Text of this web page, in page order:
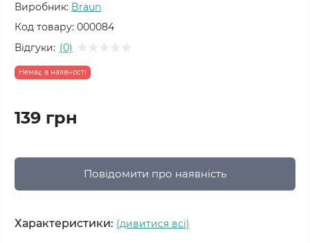
Виробник: Braun
Код товару: 000084
Відгуки: (0)
Немає в наявності
139 грн
Повідомити про наявність
Характеристики: (дивитися всі)